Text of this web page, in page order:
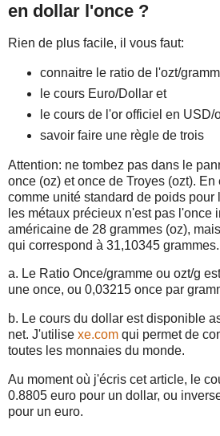
en dollar l'once ?
Rien de plus facile, il vous faut:
connaitre le ratio de l'ozt/
le cours Euro/Dollar et
le cours de l'or officiel en USD/
savoir faire une règle de trois
Attention: ne tombez pas dans le
once (oz) et once de Troyes (ozt).
comme unité standard de poids pour
les métaux précieux n'est pas l'once
américaine de 28 grammes (oz),
qui correspond à 31,10345 grammes.
a. Le Ratio Once/gramme ou ozt/g
une once, ou 0,03215 once par
b. Le cours du dollar est disponible
net. J'utilise xe.com qui permet de
toutes les monnaies du monde.
Au moment où j'écris cet article, le
0.8805 euro pour un dollar, ou
pour un euro.